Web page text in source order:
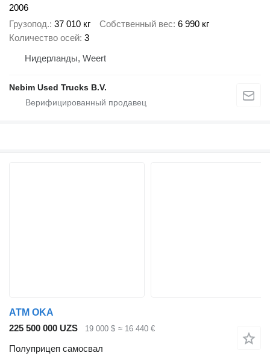
2006
Грузопод. 37 010 кг Собственный вес 6 990 кг
Количество осей 3
Нидерланды, Weert
Nebim Used Trucks B.V.
ATM OKA
225 500 000 UZS
19 000 $ ≈ 16 440 €
Полуприцеп самосвал